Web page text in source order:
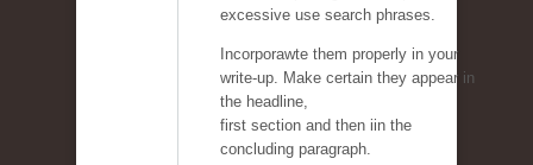
excessive use search phrases.
Incorporawte them properly in your
write-up. Make certain they appear in
the headline,
first section and then iin the
concluding paragraph.